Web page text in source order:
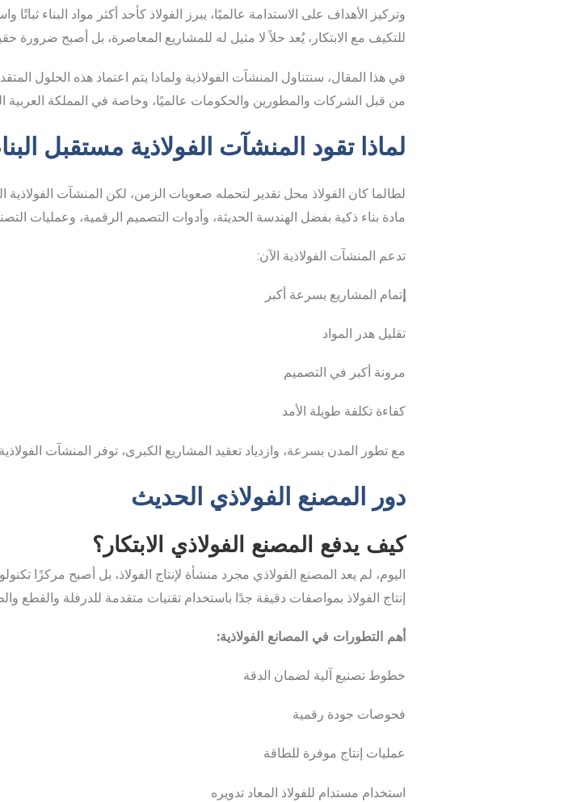
وتركيز الأهداف على الاستدامة عالميًا، يبرز الفولاذ كأحد أكثر مواد البناء
للتكيف مع الابتكار، يُعد حلاً لا مثيل له للمشاريع المعاصرة، بل أصبح ضرورة
في هذا المقال، سنتناول المنشآت الفولاذية ولماذا يتم اعتماد هذه الحلول
من قبل الشركات والمطورين والحكومات عالميًا، وخاصة في المملكة العربية
لماذا تقود المنشآت الفولاذية مستقبل
لطالما كان الفولاذ محل تقدير لتحمله صعوبات الزمن، لكن المنشآت الفولاذية
مادة بناء ذكية بفضل الهندسة الحديثة، وأدوات التصميم الرقمية، وعمليات
تدعم المنشآت الفولاذية الآن:
إتمام المشاريع بسرعة أكبر
تقليل هدر المواد
مرونة أكبر في التصميم
كفاءة تكلفة طويلة الأمد
مع تطور المدن بسرعة، وازدياد تعقيد المشاريع الكبرى، توفر المنشآت
دور المصنع الفولاذي الحديث
كيف يدفع المصنع الفولاذي الابتكار؟
اليوم، لم يعد المصنع الفولاذي مجرد منشأة لإنتاج الفولاذ، بل أصبح مركزًا
إنتاج الفولاذ بمواصفات دقيقة جدًا باستخدام تقنيات متقدمة للدرفلة والقطع
أهم التطورات في المصانع الفولاذية:
خطوط تصنيع آلية لضمان الدقة
فحوصات جودة رقمية
عمليات إنتاج موفرة للطاقة
استخدام مستدام للفولاذ المعاد تدويره